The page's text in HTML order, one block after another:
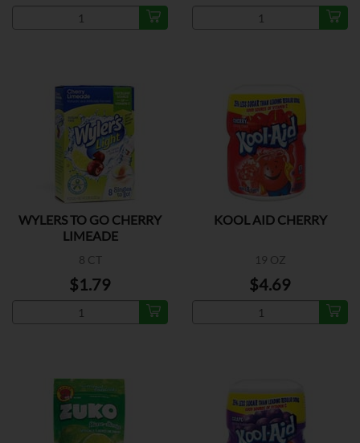
WYLERS TO GO CHERRY
LIMEADE
8 CT
$1.79
KOOL AID CHERRY
19 OZ
$4.69